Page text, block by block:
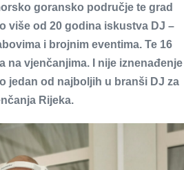
goransko područje te grad
više od 20 godina iskustva DJ –
i brojnim eventima. Te 16
na vjenčanjima. I nije iznenađenje
jedan od najboljih u branši DJ za
Rijeka.